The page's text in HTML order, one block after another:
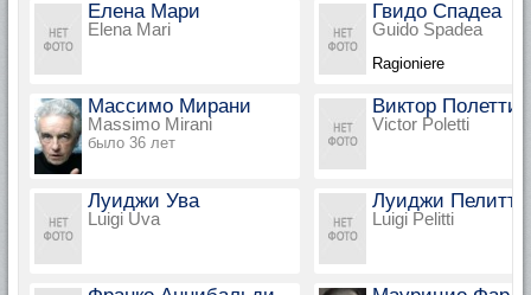
Елена Мари
Elena Mari
Гвидо Спадеа
Guido Spadea
Ragioniere
Массимо Мирани
Massimo Mirani
было 36 лет
Виктор Полетти
Victor Poletti
Луиджи Ува
Luigi Uva
Луиджи Пелитти
Luigi Pelitti